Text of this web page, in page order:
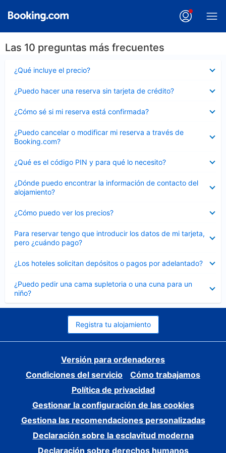
Las 10 preguntas más frecuentes
¿Qué incluye el precio?
cerrado
¿Puedo hacer una reserva sin tarjeta de crédito?
cerrado
¿Cómo sé si mi reserva está confirmada?
cerrado
¿Puedo cancelar o modificar mi reserva a través de
Booking.com?
cerrado
¿Qué es el código PIN y para qué lo necesito?
cerrado
¿Dónde puedo encontrar la información de contacto del
alojamiento?
cerrado
¿Cómo puedo ver los precios?
cerrado
Para reservar tengo que introducir los datos de mi tarjeta,
pero ¿cuándo pago?
cerrado
¿Los hoteles solicitan depósitos o pagos por adelantado?
cerrado
¿Puedo pedir una cama supletoria o una cuna para un
niño?
cerrado
Registra tu alojamiento
Versión para ordenadores
Condiciones del servicio
Cómo trabajamos
Política de privacidad
Gestionar la configuración de las cookies
Gestiona las recomendaciones personalizadas
Declaración sobre la esclavitud moderna
Declaración sobre derechos humanos